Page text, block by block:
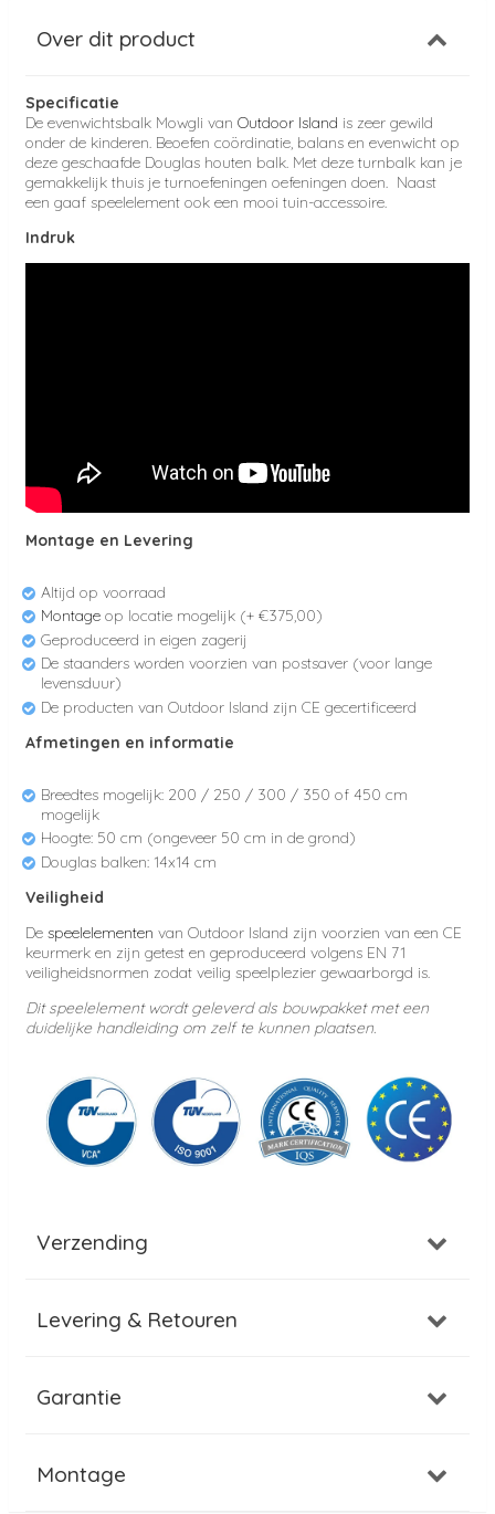
Over dit product
Specificatie
De evenwichtsbalk Mowgli van Outdoor Island is zeer gewild
onder de kinderen. Beoefen coördinatie, balans en evenwicht op
deze geschaafde Douglas houten balk. Met deze turnbalk kan je
gemakkelijk thuis je turnoefeningen oefeningen doen. Naast
een gaaf speelelement ook een mooi tuin-accessoire.
Indruk
Montage en Levering
Altijd op voorraad
Montage op locatie mogelijk (+ €375,00)
Geproduceerd in eigen zagerij
De staanders worden voorzien van postsaver (voor lange
levensduur)
De producten van Outdoor Island zijn CE gecertificeerd
Afmetingen en informatie
Breedtes mogelijk: 200 / 250 / 300 / 350 of 450 cm
mogelijk
Hoogte: 50 cm (ongeveer 50 cm in de grond)
Douglas balken: 14x14 cm
Veiligheid
De speelelementen van Outdoor Island zijn voorzien van een CE
keurmerk en zijn getest en geproduceerd volgens EN 71
veiligheidsnormen zodat veilig speelplezier gewaarborgd is.
Dit speelelement wordt geleverd als bouwpakket met een
duidelijke handleiding om zelf te kunnen plaatsen.
Verzending
Levering & Retouren
Garantie
Montage